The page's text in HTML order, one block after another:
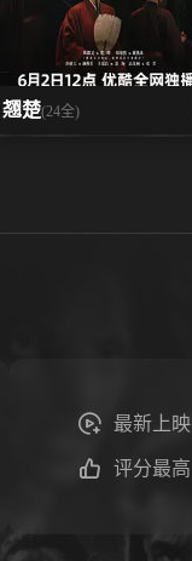
翘楚(24全)
最新上映
评分最高